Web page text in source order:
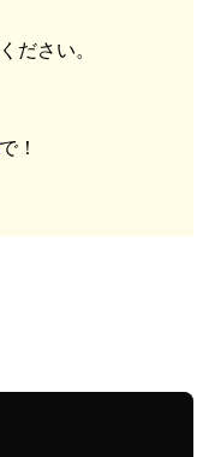
ださい。
で！